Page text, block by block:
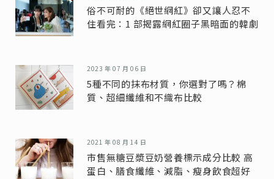
俗不可耐的《絕世網紅》卻又讓人忍不
住看完：1 部揭露網紅圈子黑暗面的韓劇
2023 年 07 月 06 日
5種不同的抹布材質，你選對了嗎？棉
質、超細纖維和不織布比較
2021 年 08 月 14 日
市售無糖豆漿豆奶營養標示成分比較 高
蛋白、膳食纖維、減脂、瘦身飲食超好